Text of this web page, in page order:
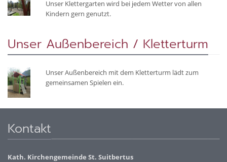
Unser Klettergarten wird bei jedem Wetter von allen
Kindern gern genutzt.
Unser Außenbereich / Kletterturm
Unser Außenbereich mit dem Kletterturm lädt zum
gemeinsamen Spielen ein.
Kontakt
Kath. Kirchengemeinde St. Suitbertus